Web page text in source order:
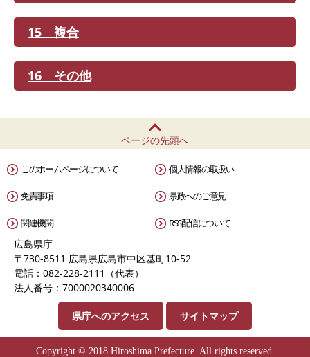
15 複合
16 その他
ページの先頭へ
このホームページについて 個人情報の取扱い
免責事項 県政へのご意見
関連機関 RSS配信について
広島県庁
〒730-8511 広島県広島市中区基町10-52
電話：082-228-2111（代表）
法人番号：7000020340006
県庁へのアクセス サイトマップ
Copyright © 2018 Hiroshima Prefecture. All rights reserved.